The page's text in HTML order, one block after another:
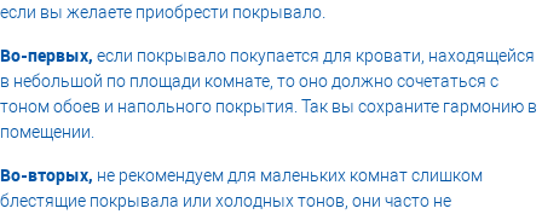
если вы желаете приобрести покрывало
Во-первых, если покрывало покупается для кровати, находящейся
в небольшой по площади комнате, то оно должно сочетаться с
тоном обоев и напольного покрытия. Так вы сохраните гармонию в
помещении.
Во-вторых, не рекомендуем для маленьких комнат слишком
блестящие покрывала или холодных тонов, они часто не